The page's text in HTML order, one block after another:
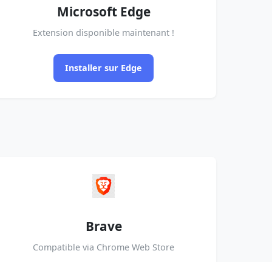
Microsoft Edge
Extension disponible maintenant !
Installer sur Edge
Brave
Compatible via Chrome Web Store